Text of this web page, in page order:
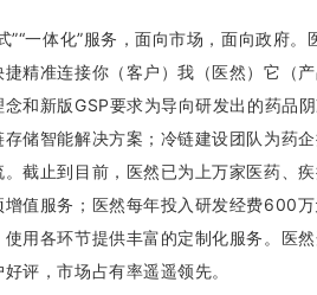
”“一体化”服务，面向市场，面向政府
精准连接你（客户）我（医然）它（
和新版GSP要求为导向研发出的药品
储智能解决方案；冷链建设团队为药
截止到目前，医然已为上万家医药、
增值服务；医然每年投入研发经费600
使用各环节提供丰富的定制化服务。医
评，市场占有率遥遥领先。